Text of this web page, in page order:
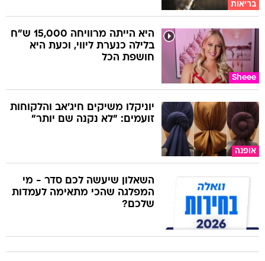
בריאות
Sheee
היא הייתה מרוויחה 15,000 ש"ח
בלילה כנערת ליווי, וכעת היא
חושפת הכל
אופנה
יוניקלו משיקים חיג'אב והלקוחות
זועמים: "לא נקנה שם יותר"
השאלון שיעשה לכם סדר - מי
המפלגה שהכי מתאימה לעמדות
שלכם?